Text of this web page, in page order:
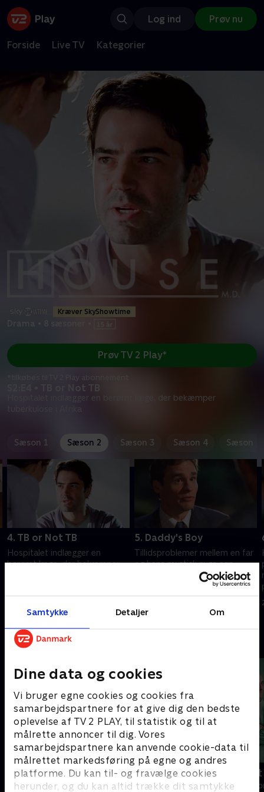
Samtykke Detaljer Om
Dine data og cookies
Vi bruger egne cookies og cookies fra
samarbejdspartnere for at give dig den bedste
oplevelse af TV 2 PLAY, til statistik og til at
målrette annoncer til dig. Vores
samarbejdspartnere kan anvende cookie-data til
målrettet markedsføring på egne og andres
platforme. Du kan til- og fravælge cookies
herunder, og du kan altid trække dit samtykke
Log ind Prøv nu
Forside Live TV Kategorier
Kræver SkyShowtime
S2:E4 • TB or Not TB
Hospitalet indlægger en berømt læge, der bekæmper
tuberkulose i Afrika
Prøv TV 2 Play*
*tilkøbes til TV 2 Play abonnement
Sæson 1 Sæson 2 Sæson 3 Sæson 4 Sæson 5
4. TB or Not TB
Hospitalet indlægger en
berømt læge, der bekæmper
5. Daddy's Boy
Tillidsproblemer mellem en far
og hans mystisk syge søn
forhindrer en diagnose.
Andre så også
Happy fucking Pride
Drama • 1 sæsoner
Fake Patient
Drama • 1